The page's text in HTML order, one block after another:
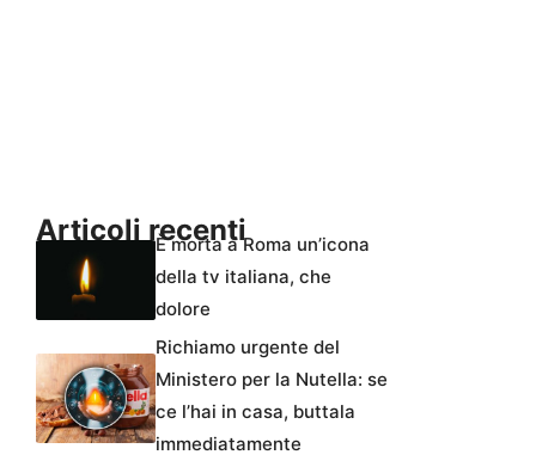
Articoli recentiÈ morta a Roma un’icona
della tv italiana, che
dolore
Richiamo urgente del
Ministero per la Nutella: se
ce l’hai in casa, buttala
immediatamente